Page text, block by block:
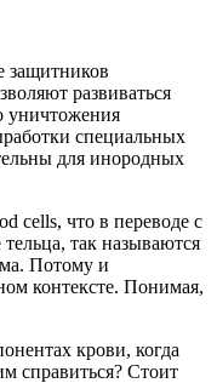
защитников
развиваться
уничтожения
специальных
для инородных
cells, что в переводе с
так называются
Потому и
контексте. Понимая,
крови, когда
справиться? Стоит